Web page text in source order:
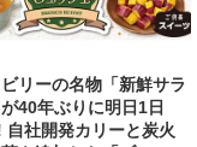
リーの名物「新鮮サラ
40年ぶりに明日1日
自社開発カリーと炭火